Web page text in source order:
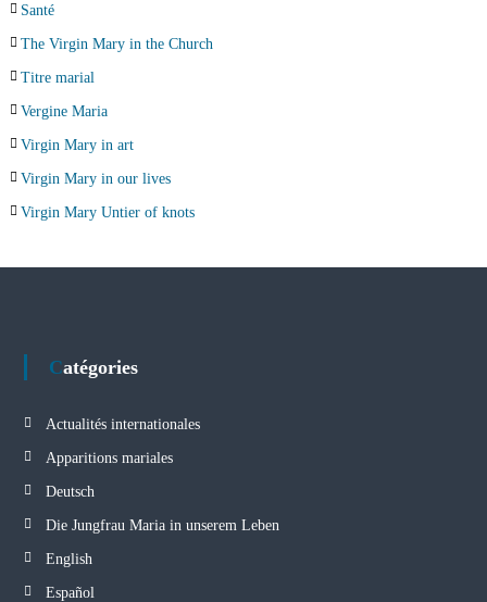
Santé
The Virgin Mary in the Church
Titre marial
Vergine Maria
Virgin Mary in art
Virgin Mary in our lives
Virgin Mary Untier of knots
Catégories
Actualités internationales
Apparitions mariales
Deutsch
Die Jungfrau Maria in unserem Leben
English
Español